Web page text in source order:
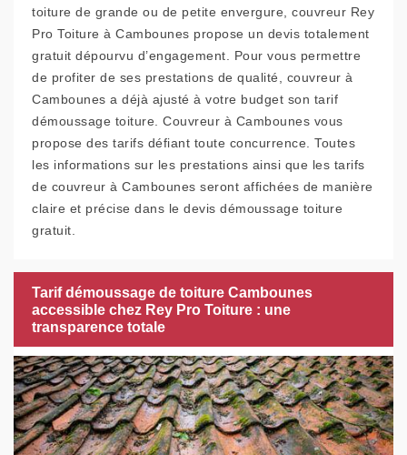
toiture de grande ou de petite envergure, couvreur Rey
Pro Toiture à Cambounes propose un devis totalement
gratuit dépourvu d’engagement. Pour vous permettre
de profiter de ses prestations de qualité, couvreur à
Cambounes a déjà ajusté à votre budget son tarif
démoussage toiture. Couvreur à Cambounes vous
propose des tarifs défiant toute concurrence. Toutes
les informations sur les prestations ainsi que les tarifs
de couvreur à Cambounes seront affichées de manière
claire et précise dans le devis démoussage toiture
gratuit.
Tarif démoussage de toiture Cambounes
accessible chez Rey Pro Toiture : une
transparence totale